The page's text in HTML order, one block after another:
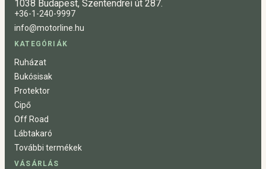
1038 Budapest, Szentendrei út 287.
+36-1-240-9997
info@motorline.hu
KATEGÓRIÁK
Ruházat
Bukósisak
Protektor
Cipő
Off Road
Lábtakaró
További termékek
VÁSÁRLÁS